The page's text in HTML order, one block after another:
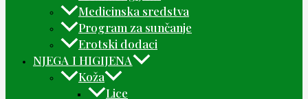
Medicinska sredstva
Program za sunčanje
Erotski dodaci
NJEGA I HIGIJENA
Koža
Lice